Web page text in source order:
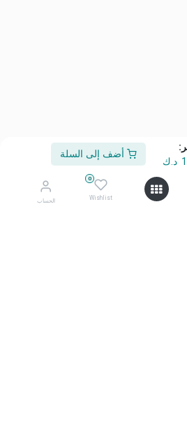
د.ك
أضف إلى السلة
0
Wishlist الحساب
شركة معرض أفكاري